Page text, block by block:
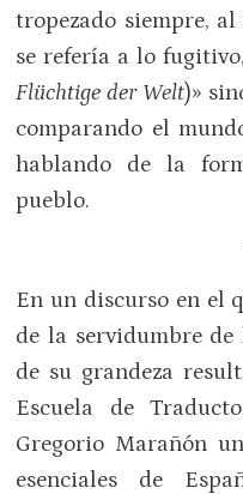
tropezado siempre,
se refería a lo
Flüchtige der Welt)»
comparando el
hablando de la
pueblo.
En un discurso en el
de la servidumbre
de su grandeza
Escuela de
Gregorio Marañón
esenciales de